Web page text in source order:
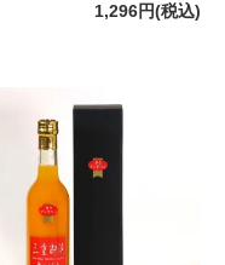
1,296円(税込)